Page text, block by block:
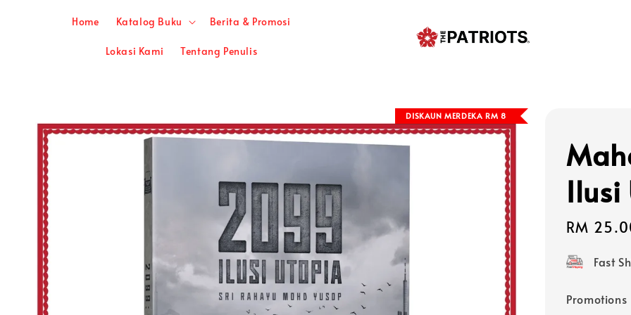
Home Katalog Buku Berita & Promosi
Lokasi Kami Tentang Penulis
DISKAUN MERDEKA RM 8
Ilusi
Sale
RM
Fast
Promotions